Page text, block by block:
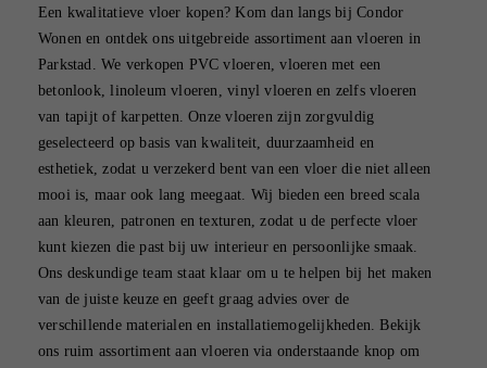
Een kwalitatieve vloer kopen? Kom dan langs bij Condor
Wonen en ontdek ons uitgebreide assortiment aan vloeren in
Parkstad. We verkopen PVC vloeren, vloeren met een
betonlook, linoleum vloeren, vinyl vloeren en zelfs vloeren
van tapijt of karpetten. Onze vloeren zijn zorgvuldig
geselecteerd op basis van kwaliteit, duurzaamheid en
esthetiek, zodat u verzekerd bent van een vloer die niet alleen
mooi is, maar ook lang meegaat. Wij bieden een breed scala
aan kleuren, patronen en texturen, zodat u de perfecte vloer
kunt kiezen die past bij uw interieur en persoonlijke smaak.
Ons deskundige team staat klaar om u te helpen bij het maken
van de juiste keuze en geeft graag advies over de
verschillende materialen en installatiemogelijkheden. Bekijk
ons ruim assortiment aan vloeren via onderstaande knop om